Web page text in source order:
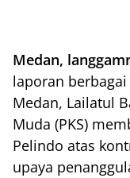
Medan,
laporan berbagai
Medan, Lailatul
Muda (PKS)
Pelindo atas
upaya